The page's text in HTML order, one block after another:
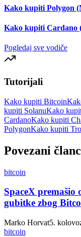
Kako kupiti Polygon
Kako kupiti Cardano
Pogledaj sve vodiče
Tutorijali
Kako kupiti Bitcoin
kupiti SolanuKako
CardanoKako kupiti
PolygonKako kupiti
Povezani
bitcoin
SpaceX
gubitke zbog
Marko Horvat5.
bitcoin